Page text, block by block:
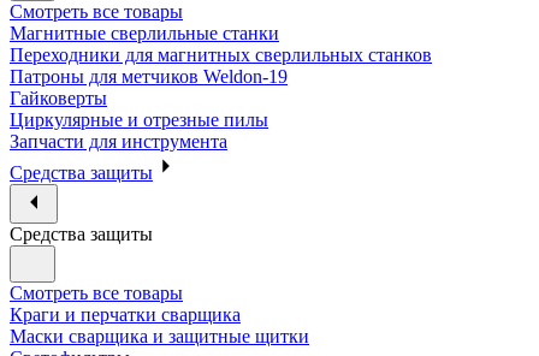
Смотреть все товары
Магнитные сверлильные станки
Переходники для магнитных сверлильных станков
Патроны для метчиков Weldon-19
Гайковерты
Циркулярные и отрезные пилы
Запчасти для инструмента
Средства защиты
Средства защиты
Смотреть все товары
Краги и перчатки сварщика
Маски сварщика и защитные щитки